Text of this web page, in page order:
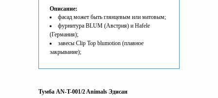
Описание:
фасад может быть глянцевым или матовым;
фурнитура BLUM (Австрия) и Hafele
(Германия);
завесы Clip Top blumotion (плавное
закрывание);
Тумба AN-T-001/2 Animals Эдисан